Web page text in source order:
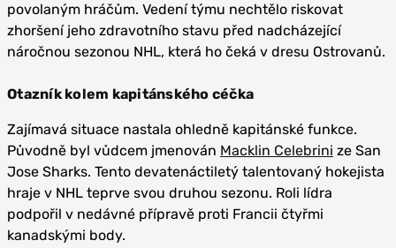
povolaným hráčům. Vedení týmu nechtělo riskovat
zhoršení jeho zdravotního stavu před nadcházející
náročnou sezonou NHL, která ho čeká v dresu Ostrovanů.
Otazník kolem kapitánského céčka
Zajímavá situace nastala ohledně kapitánské funkce.
Původně byl vůdcem jmenován Macklin Celebrini ze San
Jose Sharks. Tento devatenáctiletý talentovaný hokejista
hraje v NHL teprve svou druhou sezonu. Roli lídra
podpořil v nedávné přípravě proti Francii čtyřmi
kanadskými body.